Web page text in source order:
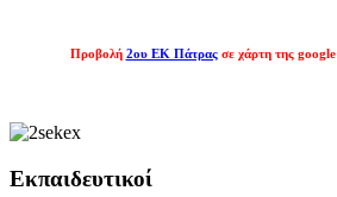
Προβολή 2ου ΕΚ Πάτρας σε χάρτη της google
Εκπαιδευτικοί